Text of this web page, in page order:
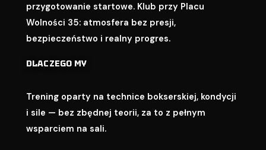
przygotowanie startowe. Klub przy Placu
Wolności 35: atmosfera bez presji,
bezpieczeństwo i realny progres.
DLACZEGO MY
Trening oparty na technice bokserskiej, kondycji
i sile — bez zbędnej teorii, za to z pełnym
wsparciem na sali.